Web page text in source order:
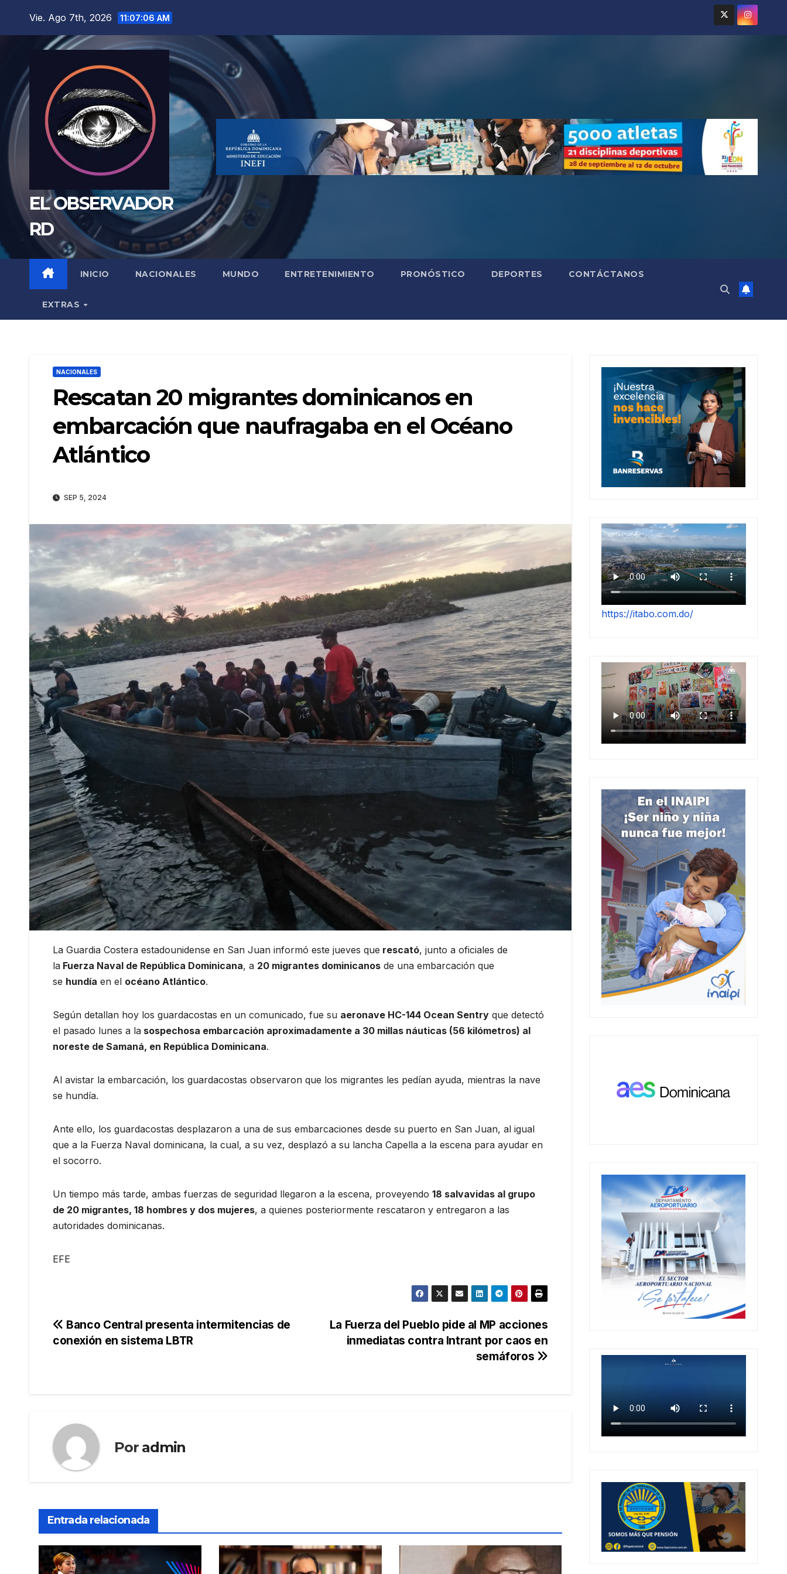
Vie. Ago 7th, 2026 11:07:08 AM
EL OBSERVADOR
RD
INICIO NACIONALES MUNDO ENTRETENIMIENTO PRONÓSTICO DEPORTES CONTÁCTANOS
EXTRAS
NACIONALES
Rescatan 20 migrantes dominicanos en
embarcación que naufragaba en el Océano
Atlántico
SEP 5, 2024
La Guardia Costera estadounidense en San Juan informó este jueves que rescató, junto a oficiales de
la Fuerza Naval de República Dominicana, a 20 migrantes dominicanos de una embarcación que
se hundía en el océano Atlántico.
Según detallan hoy los guardacostas en un comunicado, fue su aeronave HC-144 Ocean Sentry que detectó
el pasado lunes a la sospechosa embarcación aproximadamente a 30 millas náuticas (56 kilómetros) al
noreste de Samaná, en República Dominicana.
Al avistar la embarcación, los guardacostas observaron que los migrantes les pedían ayuda, mientras la nave
se hundía.
Ante ello, los guardacostas desplazaron a una de sus embarcaciones desde su puerto en San Juan, al igual
que a la Fuerza Naval dominicana, la cual, a su vez, desplazó a su lancha Capella a la escena para ayudar en
el socorro.
Un tiempo más tarde, ambas fuerzas de seguridad llegaron a la escena, proveyendo 18 salvavidas al grupo
de 20 migrantes, 18 hombres y dos mujeres, a quienes posteriormente rescataron y entregaron a las
autoridades dominicanas.
EFE
Navegación
La Fuerza del Pueblo pide al MP acciones
inmediatas contra Intrant por caos en
semáforos
Banco Central presenta intermitencias de
conexión en sistema LBTR
Por admin
Entrada relacionada
https://itabo.com.do/